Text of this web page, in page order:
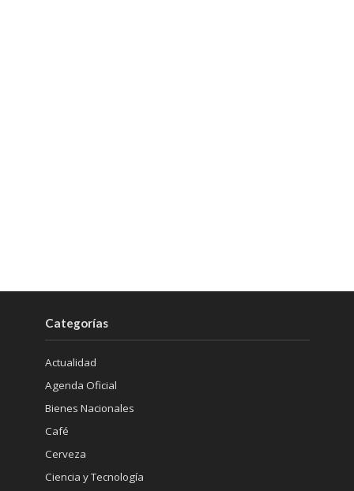
Categorías
Actualidad
Agenda Oficial
Bienes Nacionales
Café
Cerveza
Ciencia y Tecnología